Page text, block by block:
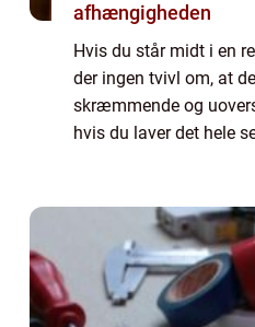
afhængigheden
Hvis du står midt i en
der ingen tvivl om, at
skræmmende og
hvis du laver det hele